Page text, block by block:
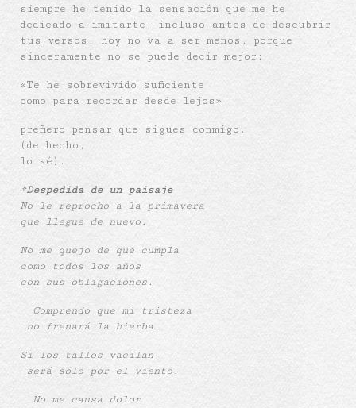
siempre he tenido la sensación que me he
dedicado a imitarte, incluso antes de descubrir
tus versos. hoy no va a ser menos, porque
sinceramente no se puede decir mejor:
«Te he sobrevivido suficiente
como para recordar desde lejos»
prefiero pensar que sigues conmigo.
(de hecho,
lo sé).
*Despedida de un paisaje
No le reprocho a la primavera
que llegue de nuevo.
No me quejo de que cumpla
como todos los años
con sus obligaciones.
Comprendo que mi tristeza
no frenará la hierba.
Si los tallos vacilan
será sólo por el viento.
No me causa dolor